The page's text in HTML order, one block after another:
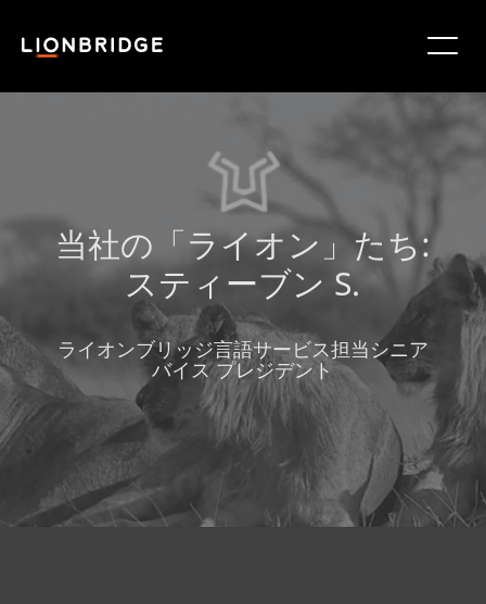
当社の「ライオン」たち:
スティーブン S.
ライオンブリッジ言語サービス担当シニア
バイス プレジデント